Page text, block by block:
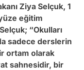
Ziya Selçuk, 1
eğitim
“Okulları
sadece derslerin
ortam olarak
sahnesidir, bir